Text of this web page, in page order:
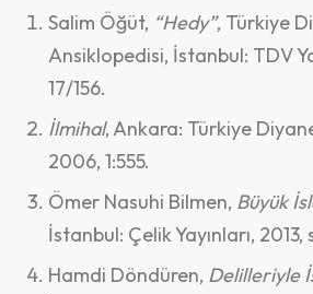
Salim Öğüt, “Hedy”, Türkiye
Ansiklopedisi, İstanbul: TDV
17/156.
İlmihal, Ankara: Türkiye
2006, 1:555.
Ömer Nasuhi Bilmen, Büyük
İstanbul: Çelik Yayınları, 2013,
Hamdi Döndüren, Delilleriyle